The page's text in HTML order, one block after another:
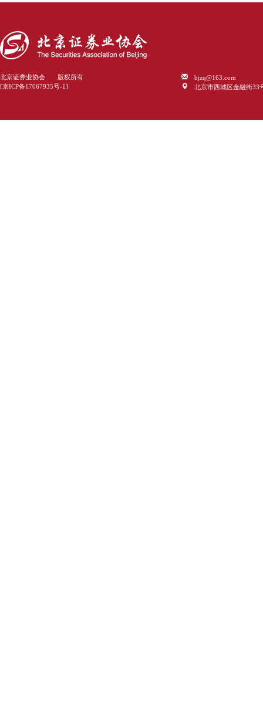
北京证券业协会 版权所有
[京ICP备17067935号-1]
bjzq@163.com
北京市西城区金融街33